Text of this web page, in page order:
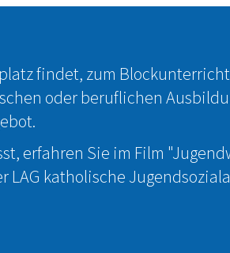
findet, zum
oder beruflichen
erfahren Sie im Film
katholische